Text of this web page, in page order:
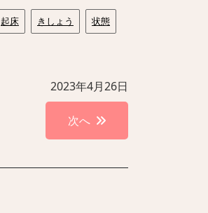
起床 きしょう 状態
2023年4月26日
次へ